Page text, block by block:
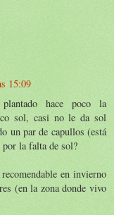
15:09
hace poco la
sol, casi no le da sol
un par de capullos (está
la falta de sol?
en invierno
(en la zona donde vivo